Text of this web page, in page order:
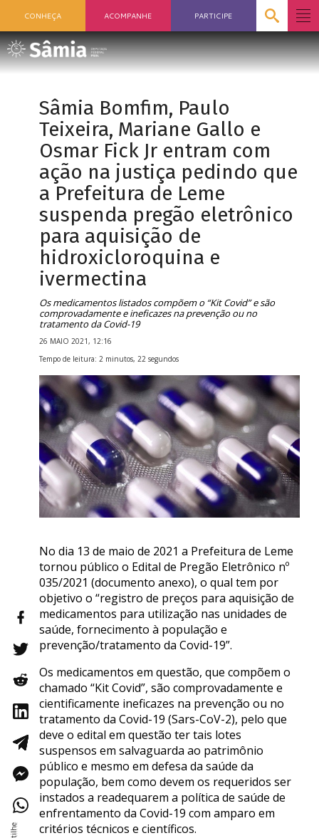
CONHEÇA ACOMPANHE PARTICIPE
Sâmia Bomfim, Paulo
Teixeira, Mariane Gallo e
Osmar Fick Jr entram com
ação na justiça pedindo que
a Prefeitura de Leme
suspenda pregão eletrônico
para aquisição de
hidroxicloroquina e
ivermectina
Os medicamentos listados compõem o “Kit Covid” e são
comprovadamente e ineficazes na prevenção ou no
tratamento da Covid-19
26 MAIO 2021, 12:16
Tempo de leitura: 2 minutos, 22 segundos
No dia 13 de maio de 2021 a Prefeitura de Leme
tornou público o Edital de Pregão Eletrônico nº
035/2021 (documento anexo), o qual tem por
objetivo o “registro de preços para aquisição de
medicamentos para utilização nas unidades de
saúde, fornecimento à população e
prevenção/tratamento da Covid-19”.
Os medicamentos em questão, que compõem o
chamado “Kit Covid”, são comprovadamente e
cientificamente ineficazes na prevenção ou no
tratamento da Covid-19 (Sars-CoV-2), pelo que
deve o edital em questão ter tais lotes
suspensos em salvaguarda ao patrimônio
público e mesmo em defesa da saúde da
população, bem como devem os requeridos ser
instados a readequarem a política de saúde de
enfrentamento da Covid-19 com amparo em
critérios técnicos e científicos.